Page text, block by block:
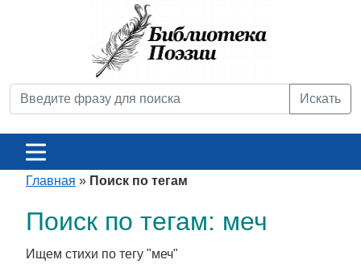
Искать
Главная » Поиск по тегам
Поиск по тегам: меч
Ищем стихи по тегу "меч"